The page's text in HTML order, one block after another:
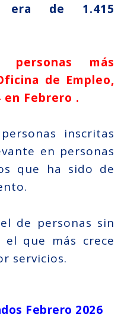
era de 1.415
personas más
de Empleo,
en Febrero .
inscritas
en personas
que ha sido de
de personas sin
que más crece
servicios.
Febrero 2026